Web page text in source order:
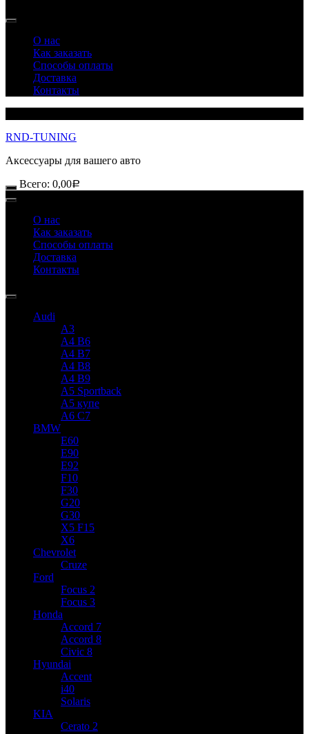
О нас
Как заказать
Способы оплаты
Доставка
Контакты
RND-TUNING
Аксессуары для вашего авто
Всего: 0,00Р
О нас
Как заказать
Способы оплаты
Доставка
Контакты
Audi
A3
A4 B6
A4 B7
A4 B8
A4 B9
A5 Sportback
A5 купе
A6 C7
BMW
E60
E90
E92
F10
F30
G20
G30
X5 F15
X6
Chevrolet
Cruze
Ford
Focus 2
Focus 3
Honda
Accord 7
Accord 8
Civic 8
Hyundai
Accent
i40
Solaris
KIA
Cerato 2